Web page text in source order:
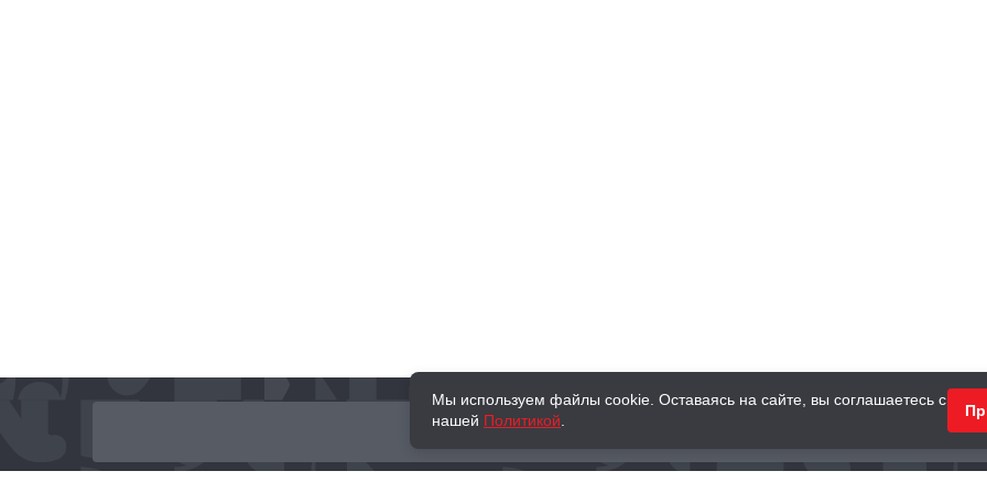
КНИГИ ПОДАРКИ
Мы используем файлы cookie. Оставаясь на сайте, вы соглашаетесь с
нашей Политикой